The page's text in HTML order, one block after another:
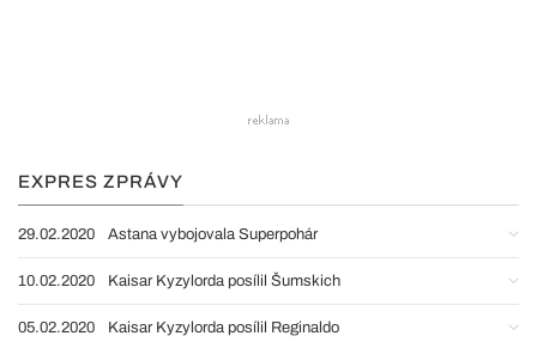
EXPRES ZPRÁVY
29.02.2020 Astana vybojovala Superpohár
10.02.2020 Kaisar Kyzylorda posílil Šumskich
05.02.2020 Kaisar Kyzylorda posílil Reginaldo